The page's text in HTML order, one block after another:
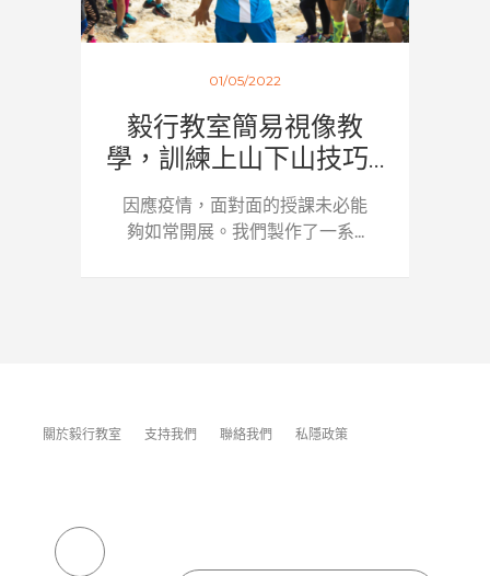
01/05/2022
毅行教室簡易視像教
學，訓練上山下山技巧...
因應疫情，面對面的授課未必能
夠如常開展。我們製作了一系...
關於毅行教室 支持我們 聯絡我們 私隱政策